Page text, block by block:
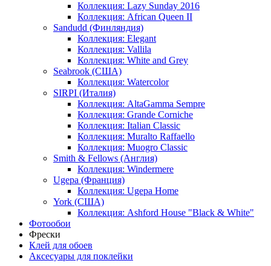
Коллекция: Lazy Sunday 2016
Коллекция: African Queen II
Sandudd (Финляндия)
Коллекция: Elegant
Коллекция: Vallila
Коллекция: White and Grey
Seabrook (США)
Коллекция: Watercolor
SIRPI (Италия)
Коллекция: AltaGamma Sempre
Коллекция: Grande Corniche
Коллекция: Italian Classic
Коллекция: Muralto Raffaello
Коллекция: Muogro Сlassic
Smith & Fellows (Англия)
Коллекция: Windermere
Ugepa (Франция)
Коллекция: Ugepa Home
York (США)
Коллекция: Ashford House "Black & White"
Фотообои
Фрески
Клей для обоев
Аксесуары для поклейки